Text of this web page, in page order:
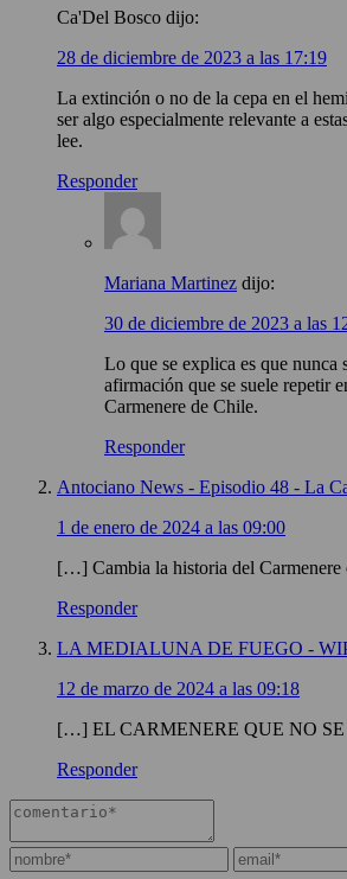
Ca'Del Bosco dijo:
28 de diciembre de 2023 a las 17:19
La extinción o no de la cepa en el
ser algo especialmente relevante a
lee.
Responder
Mariana Martinez dijo:
30 de diciembre de 2023 a las
Lo que se explica es que nunca
afirmación que se suele repetir
Carmenere de Chile.
Responder
Antociano News - Episodio 48 - La
1 de enero de 2024 a las 09:00
[…] Cambia la historia del
Responder
LA MEDIALUNA DE FUEGO -
12 de marzo de 2024 a las 09:18
[…] EL CARMENERE QUE NO
Responder